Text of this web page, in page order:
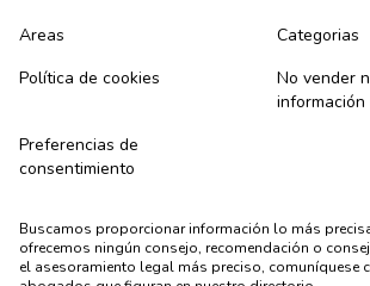
Areas
Categorias
Política de cookies
No vender
Preferencias de
consentimiento
Buscamos proporcionar información lo más
ofrecemos ningún consejo, recomendación o
el asesoramiento legal más preciso, comuníquese